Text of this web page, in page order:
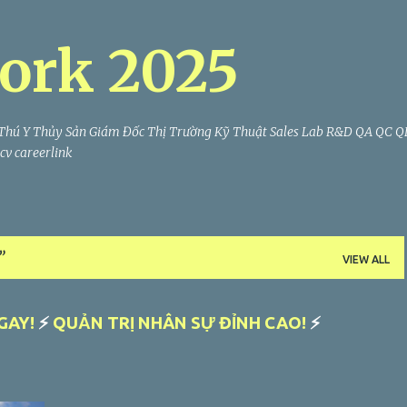
2025
Y Thủy Sản Giám Đốc Thị Trường Kỹ Thuật Sales Lab R&D QA QC
careerlink
VIEW ALL
⚡ QUẢN TRỊ NHÂN SỰ ĐỈNH CAO! ⚡